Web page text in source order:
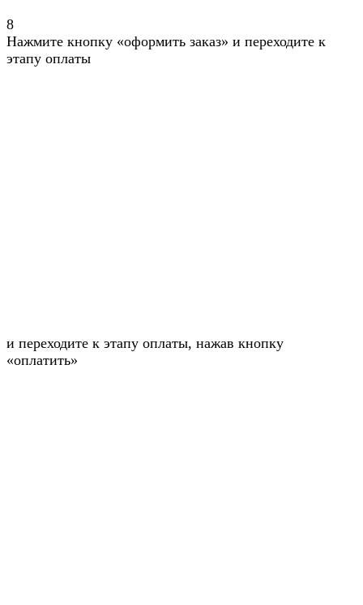
8
Нажмите кнопку «оформить заказ» и переходите к
этапу оплаты
и переходите к этапу оплаты, нажав кнопку
«оплатить»